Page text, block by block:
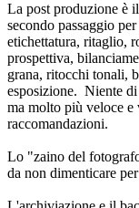
La post produzione è
secondo passaggio
etichettatura, ritaglio,
prospettiva,
grana, ritocchi tonali,
esposizione. Niente
ma molto più veloce
raccomandazioni.
Lo "zaino del
da non dimenticare